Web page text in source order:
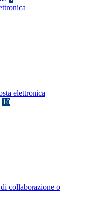
elettronica
10
collaborazione o